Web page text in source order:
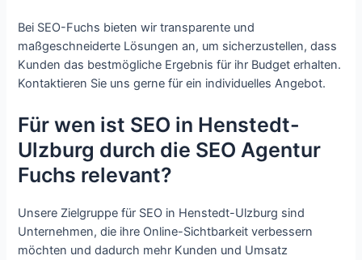
Bei SEO-Fuchs bieten wir transparente und
maßgeschneiderte Lösungen an, um sicherzustellen, dass
Kunden das bestmögliche Ergebnis für ihr Budget erhalten.
Kontaktieren Sie uns gerne für ein individuelles Angebot.
Für wen ist SEO in Henstedt-
Ulzburg durch die SEO Agentur
Fuchs relevant?
Unsere Zielgruppe für SEO in Henstedt-Ulzburg sind
Unternehmen, die ihre Online-Sichtbarkeit verbessern
möchten und dadurch mehr Kunden und Umsatz